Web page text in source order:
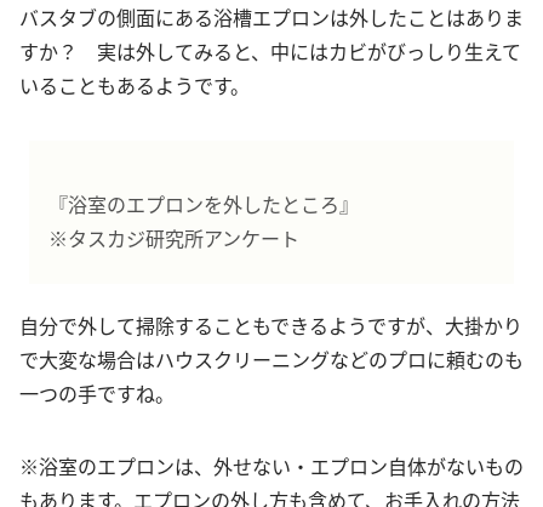
バスタブの側面にある浴槽エプロンは外したことはありま
すか？ 実は外してみると、中にはカビがびっしり生えて
いることもあるようです。
『浴室のエプロンを外したところ』
※タスカジ研究所アンケート
自分で外して掃除することもできるようですが、大掛かり
で大変な場合はハウスクリーニングなどのプロに頼むのも
一つの手ですね。
※浴室のエプロンは、外せない・エプロン自体がないもの
もあります。エプロンの外し方も含めて、お手入れの方法